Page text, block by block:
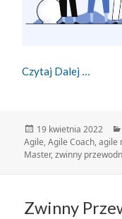
Czytaj Dalej
Data
publikacji
19 kwietnia 2022
Agile,Agile Coach,agile
Master,zwinny
Zwinny